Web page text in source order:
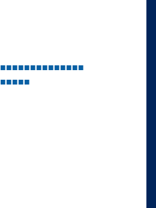
■■■■■■■■■■■■■■
■■■■■